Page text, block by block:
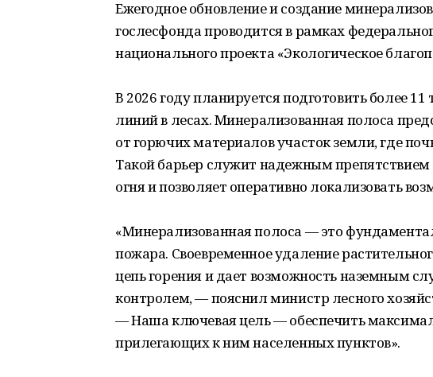
Ежегодное обновление и создание
гослесфонда проводится в рамках
национального проекта «Экологическое
В 2026 году планируется подготовить более
линий в лесах. Минерализованная полоса
от горючих материалов участок земли, где
Такой барьер служит надежным препятствием
огня и позволяет оперативно локализовать
«Минерализованная полоса — это
пожара. Своевременное удаление
цепь горения и дает возможность наземным
контролем, — пояснил министр лесного
— Наша ключевая цель — обеспечить
прилегающих к ним населенных пунктов».